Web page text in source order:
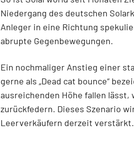
Niedergang des deutschen
Anleger in eine Richtung
abrupte Gegenbewegungen.
Ein nochmaliger Anstieg einer
gerne als „Dead cat bounce“
ausreichenden Höhe fallen
zurückfedern. Dieses Szenario
Leerverkäufern derzeit verstärkt.